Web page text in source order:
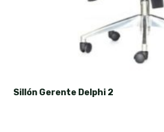
Sillón Gerente Delphi 2